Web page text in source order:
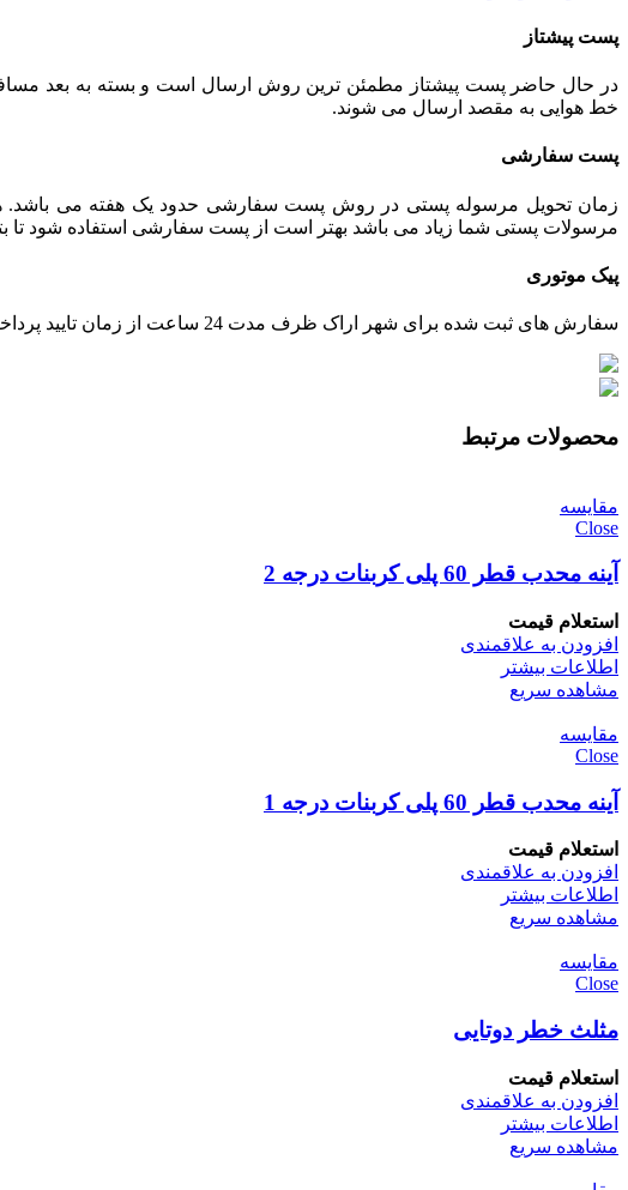
پست پیشتاز
خط هوایی به مقصد ارسال می شوند.
پست سفارشی
زمان تحویل مرسوله پستی در روش پست سفارشی حدود یک هفته می باشد.
مرسولات پستی شما زیاد می باشد بهتر است از پست سفارشی استفاده شود تا
پیک موتوری
سفارش های ثبت شده برای شهر اراک ظرف مدت 24 ساعت از زمان تایید پرداخت، توسط پیک ارسال خواهند شد.
محصولات مرتبط
مقایسه
Close
آینه محدب قطر 60 پلی کربنات درجه 2
استعلام قیمت
افزودن به علاقمندی
اطلاعات بیشتر
مشاهده سریع
مقایسه
Close
آینه محدب قطر 60 پلی کربنات درجه 1
استعلام قیمت
افزودن به علاقمندی
اطلاعات بیشتر
مشاهده سریع
مقایسه
Close
مثلث خطر دوتایی
استعلام قیمت
افزودن به علاقمندی
اطلاعات بیشتر
مشاهده سریع